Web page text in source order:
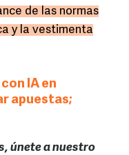
de las normas
y la vestimenta
IA en
apuestas;
únete a nuestro